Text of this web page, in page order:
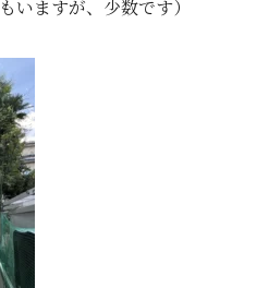
いますが、少数です）